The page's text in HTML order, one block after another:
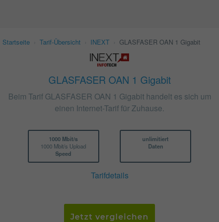
Startseite Tarif-Übersicht INEXT GLASFASER OAN 1 Gigabit
GLASFASER OAN 1 Gigabit
Beim Tarif GLASFASER OAN 1 Gigabit handelt es sich um
einen Internet-Tarif für Zuhause.
1000 Mbit/s
1000 Mbit/s Upload
Speed
unlimitiert
Daten
Tarifdetails
Jetzt vergleichen